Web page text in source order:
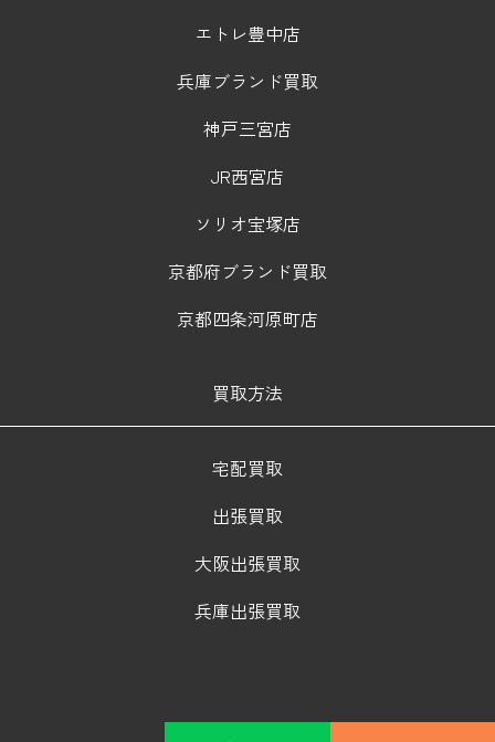
エトレ豊中店
兵庫ブランド買取
神戸三宮店
JR西宮店
ソリオ宝塚店
京都府ブランド買取
京都四条河原町店
買取方法
宅配買取
出張買取
大阪出張買取
兵庫出張買取